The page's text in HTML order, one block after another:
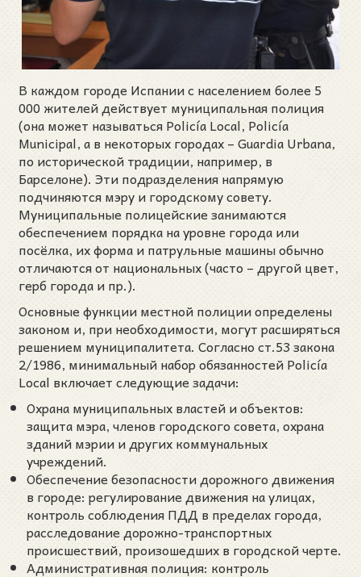
В каждом городе Испании с населением более 5
000 жителей действует муниципальная полиция
(она может называться Policía Local, Policía
Municipal, а в некоторых городах – Guardia Urbana,
по исторической традиции, например, в
Барселоне). Эти подразделения напрямую
подчиняются мэру и городскому совету.
Муниципальные полицейские занимаются
обеспечением порядка на уровне города или
посёлка, их форма и патрульные машины обычно
отличаются от национальных (часто – другой цвет,
герб города и пр.).
Основные функции местной полиции определены
законом и, при необходимости, могут расширяться
решением муниципалитета. Согласно ст.53 закона
2/1986, минимальный набор обязанностей Policía
Local включает следующие задачи:
Охрана муниципальных властей и объектов:
защита мэра, членов городского совета, охрана
зданий мэрии и других коммунальных
учреждений.
Обеспечение безопасности дорожного движения
в городе: регулирование движения на улицах,
контроль соблюдения ПДД в пределах города,
расследование дорожно-транспортных
происшествий, произошедших в городской черте.
Административная полиция: контроль